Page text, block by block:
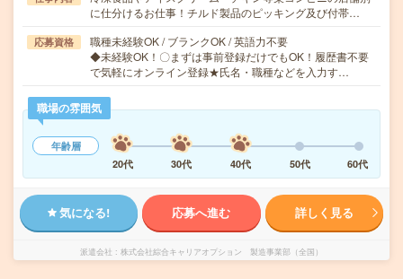
に仕分けるお仕事！チルド製品のピッキング及び付帯…
応募資格
職種未経験OK / ブランクOK / 英語力不要
◆未経験OK！〇まずは事前登録だけでもOK！履歴書不要
で気軽にオンライン登録★氏名・職種などを入力す…
職場の雰囲気
年齢層
20代
30代 40代 50代 60代
気になる! 応募へ進む 詳しく見る
派遣会社 株式会社綜合キャリアオプション 製造事業部（全国）